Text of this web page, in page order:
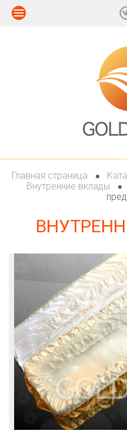
Главная страница
Внутренние вклады